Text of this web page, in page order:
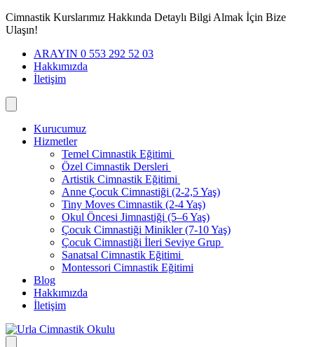
İçeriğe
geç
Cimnastik Kurslarımız Hakkında Detaylı Bilgi Almak İçin Bize
Ulaşın!
ARAYIN 0 553 292 52 03
Hakkımızda
İletişim
Kurucumuz
Hizmetler
Temel Cimnastik Eğitimi
Özel Cimnastik Dersleri
Artistik Cimnastik Eğitimi
Anne Çocuk Cimnastiği (2-2,5 Yaş)
Tiny Moves Cimnastik (2-4 Yaş)
Okul Öncesi Jimnastiği (5–6 Yaş)
Çocuk Cimnastiği Minikler (7-10 Yaş)
Çocuk Cimnastiği İleri Seviye Grup
Sanatsal Cimnastik Eğitimi
Montessori Cimnastik Eğitimi
Blog
Hakkımızda
İletişim